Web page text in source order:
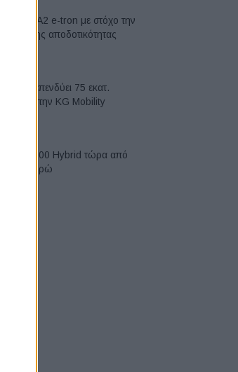
Νέο Audi A2 e-tron με στόχο την
κορυφή της αποδοτικότητας
Η Chery επενδύει 75 εκατ.
δολάρια στην KG Mobility
Το FIAT 500 Hybrid τώρα από
18.990 ευρώ